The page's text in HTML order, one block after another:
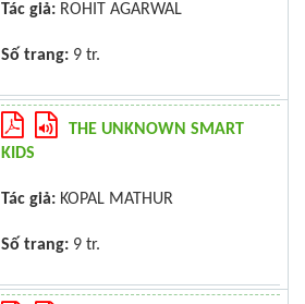
Tác giả: ROHIT AGARWAL
Số trang: 9 tr.
THE UNKNOWN SMART
KIDS
Tác giả: KOPAL MATHUR
Số trang: 9 tr.